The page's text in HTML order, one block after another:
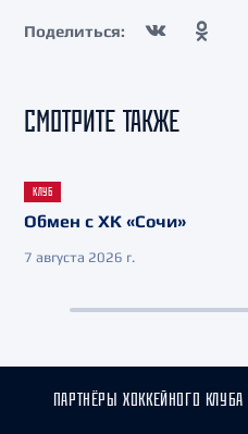
Поделиться:
СМОТРИТЕ ТАКЖЕ
КЛУБ
Обмен с ХК «Сочи»
7 августа 2026 г.
ПАРТНЁРЫ ХОККЕЙНОГО КЛУБА